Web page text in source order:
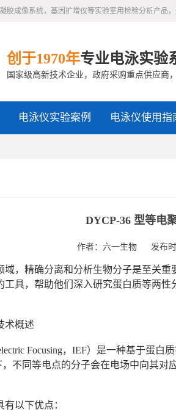
成像系统，基因扩增仪等实验室用检验分析产品
创于1970年专业电泳实验
国家级高新技术企业，政府采购重点供应商
电泳仪实验案例 电泳仪使用指
DYCP-36 型等电
作者：六一生物 发布
，精确分离和分析生物分子是至关重
工具，帮助他们深入研究蛋白质等两性
术概述
Focusing，IEF）是一种基于蛋白
不同等电点的分子会在电场中向其
以下优点：